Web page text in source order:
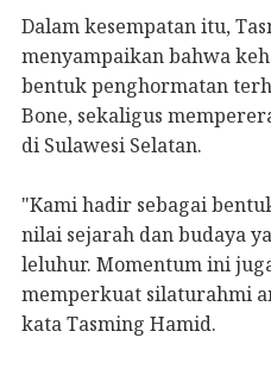
Dalam kesempatan itu,
menyampaikan bahwa
bentuk penghormatan
Bone, sekaligus
di Sulawesi Selatan.
"Kami hadir sebagai
nilai sejarah dan budaya
leluhur. Momentum ini
memperkuat silaturahmi
kata Tasming Hamid.